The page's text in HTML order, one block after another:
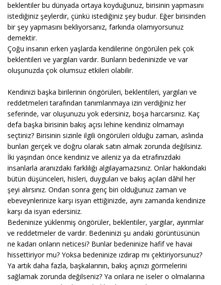
beklentiler bu dünyada ortaya koyduğunuz, birisinin yapmasını
istediğiniz şeylerdir, çünkü istediğiniz şey budur. Eğer birisinden
bir şey yapmasını bekliyorsanız, farkında olamıyorsunuz
demektir.
Çoğu insanın erken yaşlarda kendilerine öngörülen pek çok
beklentileri ve yargıları vardır. Bunların bedeninizde ve var
oluşunuzda çok olumsuz etkileri olabilir.
Kendinizi başka birilerinin öngörüleri, beklentileri, yargıları ve
reddetmeleri tarafından tanımlanmaya izin verdiğiniz her
seferinde, var oluşunuzu yok edersiniz, boşa harcarsınız. Kaç
defa başka birisinin bakış açısı lehine kendiniz olmamayı
seçtiniz? Birisinin sizinle ilgili öngörüleri olduğu zaman, aslında
bunları gerçek ve doğru olarak satın almak zorunda değilsiniz.
İki yaşından önce kendiniz ve aileniz ya da etrafınızdaki
insanlarla aranızdaki farklılığı algılayamazsınız. Onlar hakkındaki
bütün düşünceleri, hisleri, duyguları ve bakış açıları dâhil her
şeyi alırsınız. Ondan sonra genç biri olduğunuz zaman ve
ebeveynlerinize karşı isyan ettiğinizde, aynı zamanda kendinize
karşı da isyan edersiniz.
Bedeninize yüklenmiş öngörüler, beklentiler, yargılar, ayırımlar
ve reddetmeler de vardır. Bedeninizi şu andaki görüntüsünün
ne kadarı onların neticesi? Bunlar bedeninize hafif ve havai
hissettiriyor mu? Yoksa bedeninize ızdırap mı çektiriyorsunuz?
Ya artık daha fazla, başkalarının, bakış açınızı görmelerini
sağlamak zorunda değilseniz? Ya onlara ne iseler o olmalarına